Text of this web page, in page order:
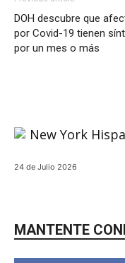
DOH descubre que
por Covid-19 tienen
por un mes o más
24 de Julio 2026
MANTENTE